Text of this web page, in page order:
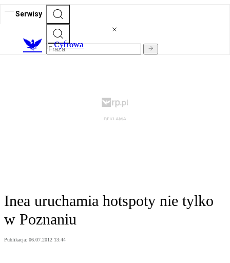
Serwisy
Cyfrowa
Inea uruchamia hotspoty nie tylko
w Poznaniu
Publikacja: 06.07.2012 13:44